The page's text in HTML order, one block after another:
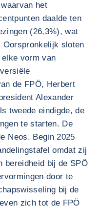
het
daalde ten
(26,3%), wat
sloten
vorm van
de FPÖ, Herbert
Alexander
tweede eindigde, de
te starten. De
Neos. Begin 2025
omdat zij
bereidheid bij de SPÖ
door te
bij de
zich tot de FPÖ